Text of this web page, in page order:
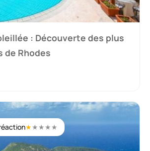
: Découverte des plus
de Rhodes
★★★★★